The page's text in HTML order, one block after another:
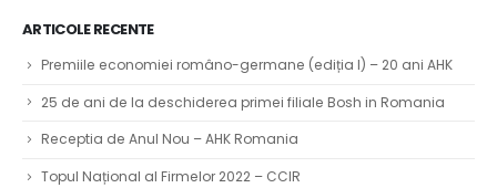
ARTICOLE RECENTE
Premiile economiei româno-germane (ediția I) – 20 ani AHK
25 de ani de la deschiderea primei filiale Bosh in Romania
Receptia de Anul Nou – AHK Romania
Topul Național al Firmelor 2022 – CCIR